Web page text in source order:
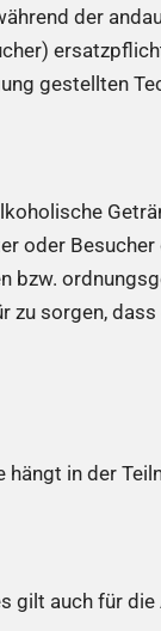
der
gestellten
oder
sorgen,
in der
gilt auch für